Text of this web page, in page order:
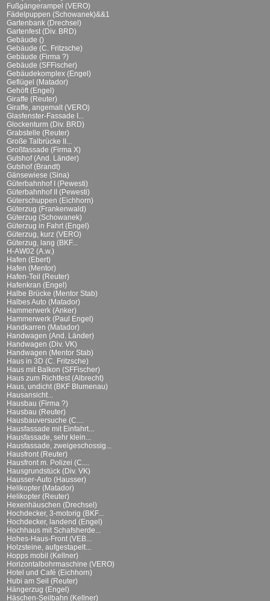
Fußgängerampel (VERO)
Fädelpuppen (Schowanek)&&1
Gartenbank (Drechsel)
Gartenfest (Div. BRD)
Gebäude ()
Gebäude (C. Fritzsche)
Gebäude (Firma ?)
Gebäude (SFFischer)
Gebäudekomplex (Engel)
Geflügel (Matador)
Gehöft (Engel)
Giraffe (Reuter)
Giraffe, angemalt (VERO)
Glasfenster-Fassade I...
Glockenturm (Div. BRD)
Grabstelle (Reuter)
Große Talbrücke II...
Großfassade (Firma X)
Gutshof (And. Länder)
Gutshof (Brandt)
Gänsewiese (Sina)
Güterbahnhof I (Pewesti)
Güterbahnhof II (Pewesti)
Güterschuppen (Eichhorn)
Güterzug (Frankenwald)
Güterzug (Schowanek)
Güterzug in Fahrt (Engel)
Güterzug, kurz (VERO)
Güterzug, lang (BKF...
H-AW02 (A.w.)
Hafen (Ebert)
Hafen (Mentor)
Hafen-Teil (Reuter)
Hafenkran (Engel)
Halbe Brücke (Mentor Stab)
Halbes Auto (Matador)
Hammerwerk (Anker)
Hammerwerk (Paul Engel)
Handkarren (Matador)
Handwagen (And. Länder)
Handwagen (Div. VK)
Handwagen (Mentor Stab)
Haus in 3D (C. Fritzsche)
Haus mit Balkon (SFFischer)
Haus zum Richtfest (Albrecht)
Haus, undicht (BKF Blumenau)
Hausansicht...
Hausbau (Firma ?)
Hausbau (Reuter)
Hausbauversuche (C....
Hausfassade mit Einfahrt...
Hausfassade, sehr klein...
Hausfassade, zweigeschossig...
Hausfront (Reuter)
Hausfront m. Polizei (C....
Hausgrundstück (Div. VK)
Hausser-Auto (Hausser)
Helikopter (Matador)
Helikopter (Reuter)
Hexenhäuschen (Drechsel)
Hochdecker, 3-motorig (BKF...
Hochdecker, landend (Engel)
Hochhaus mit Schafsherde...
Hohes-Haus-Front (VEB...
Holzsteine, aufgestapelt...
Hopps mobil (Kellner)
Horizontalbohrmaschine (VERO)
Hotel und Café (Eichhorn)
Hubi am Seil (Reuter)
Hängerzug (Engel)
Häschen-Seilbahn (Kellner)